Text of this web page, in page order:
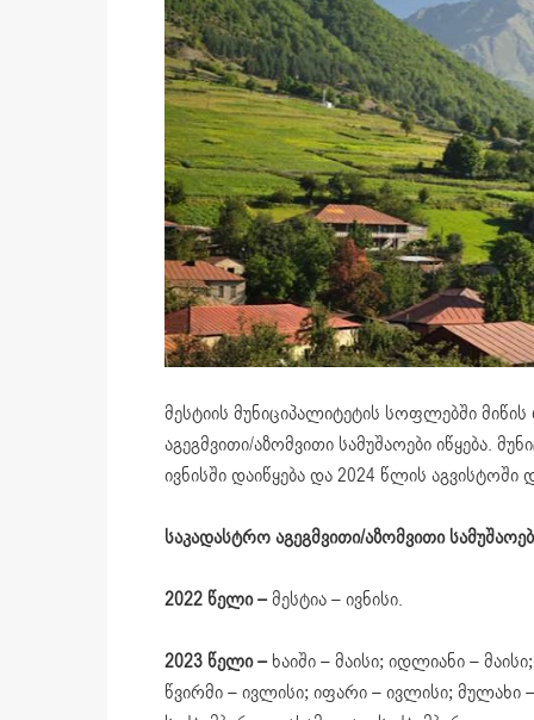
მესტიის მუნიციპალიტეტის სოფლებში
აგეგმვითი/აზომვითი სამუშაოები იწყება.
ივნისში დაიწყება და 2024 წლის
საკადასტრო აგეგმვითი/აზომვითი
2022 წელი –მესტია – ივნისი.
2023 წელი –ხაიში – მაისი; იდლიანი –
წვირმი – ივლისი; იფარი – ივლისი; მულახი